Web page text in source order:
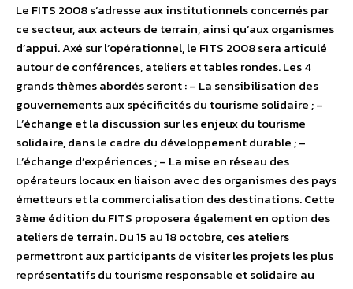
Le FITS 2008 s’adresse aux institutionnels concernés par
ce secteur, aux acteurs de terrain, ainsi qu’aux organismes
d’appui. Axé sur l’opérationnel, le FITS 2008 sera articulé
autour de conférences, ateliers et tables rondes. Les 4
grands thèmes abordés seront : – La sensibilisation des
gouvernements aux spécificités du tourisme solidaire ; –
L’échange et la discussion sur les enjeux du tourisme
solidaire, dans le cadre du développement durable ; –
L’échange d’expériences ; – La mise en réseau des
opérateurs locaux en liaison avec des organismes des pays
émetteurs et la commercialisation des destinations. Cette
3ème édition du FITS proposera également en option des
ateliers de terrain. Du 15 au 18 octobre, ces ateliers
permettront aux participants de visiter les projets les plus
représentatifs du tourisme responsable et solidaire au